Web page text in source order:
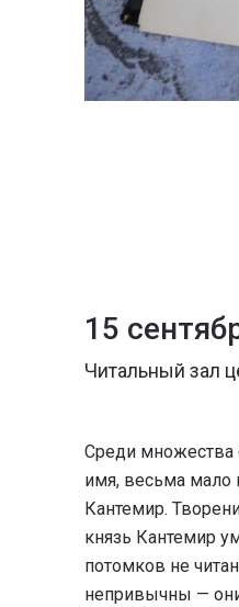
15
Читальный зал
Среди множества
имя, весьма мало
Кантемир.
князь Кантемир
потомков не
непривычны —